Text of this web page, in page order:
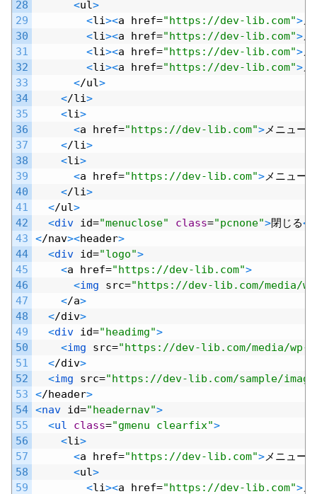
28
29
30
31
32
33
34
35
36
37
38
39
40
41
42
43
44
45
46
47
48
49
50
51
52
53
54
55
56
57
58
59
<ul>
<li><a href="https://dev-lib.com">
<li><a href="https://dev-lib.com">
<li><a href="https://dev-lib.com">
<li><a href="https://dev-lib.com">
</ul>
</li>
<li>
<a href="https://dev-lib.com"> メニュー
</li>
<li>
<a href="https://dev-lib.com"> メニュー
</li>
</ul>
<div id="menuclose" class="pcnone">閉じる<
</nav><header>
<div id="logo">
<a href="https://dev-lib.com">
<img src="https://dev-lib.com/media/
</a>
</div>
<div id="headimg">
<img src="https://dev-lib.com/media/wp-
</div>
<img src="https://dev-lib.com/sample/
</header>
<nav id="headernav">
<ul class="gmenu clearfix">
<li>
<a href="https://dev-lib.com"> メニュー
<ul>
<li><a href="https://dev-lib.com">